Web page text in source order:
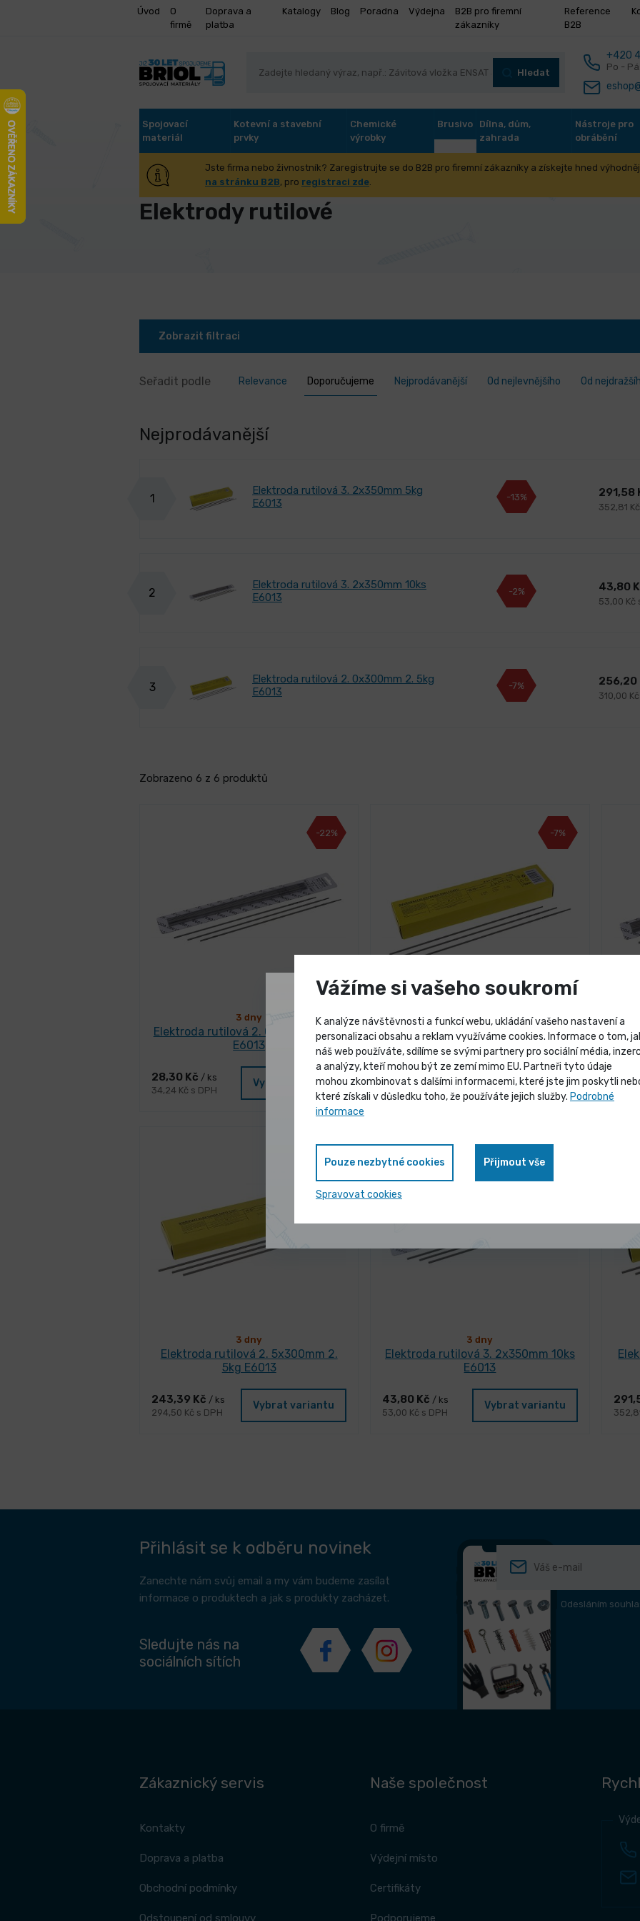
Úvod
O
firmě
Doprava a
platba
Katalogy Blog Poradna Výdejna
B2B pro firemní
zákazníky
Reference
B2B
Hledat
+420
Po -
Spojovací
materiál
Kotevní a stavební
prvky
Chemické
výrobky
Brusivo
Dílna, dům,
zahrada
Nástroje pro
obrábění
Jste firma nebo živnostník? Zaregistrujte se do B2B pro firemní zákazníky a získejte hned
na stránku B2B, pro registraci zde.
Úvod Stroje a příslušenství Svařování
Elektrody rutilové
Zobrazit filtraci
Seřadit podle Relevance Doporučujeme Nejprodávanější Od nejlevnějšího Od
Nejprodávanější
1
Elektroda rutilová 3. 2x350mm 5kg
E6013
-13% 291,58
352,81
2
Elektroda rutilová 3. 2x350mm 10ks
E6013
-2% 43,80
53,00 Kč
3
Elektroda rutilová 2. 0x300mm 2. 5kg
E6013
-7% 256,20
310,00
Zobrazeno 6 z 6 produktů
-22%
3 dny
Elektroda rutilová 2. 0x300mm 10ks
E6013
28,30 Kč / ks
34,24 Kč s DPH
Vybrat variantu
-7%
3 dny
Elektroda rutilová 2. 0x300mm 2.
5kg E6013
256,20 Kč/ ks
310,00 Kč s DPH
Vybrat variantu
3 dny
Elektroda rutilová 2. 5x300mm 2.
5kg E6013
243,39 Kč / ks
294,50 Kč s DPH
Vybrat variantu
3 dny
Elektroda rutilová 3. 2x350mm 10ks
E6013
43,80 Kč / ks
53,00 Kč s DPH
Vybrat variantu
Přihlásit se k odběru novinek
Zanechte nám svůj email a my vám budeme zasílat
informace o produktech a jak s produkty zacházet.
Odesláním
Sledujte nás na
sociálních sítích
Zákaznický servis
Kontakty
Doprava a platba
Obchodní podmínky
Odstoupení od smlouvy
Naše společnost
O firmě
Výdejní místo
Certifikáty
Podporujeme
Vážíme si vašeho soukromí
K analýze návštěvnosti a funkcí webu, ukládání vašeho nastavení a
personalizaci obsahu a reklam využíváme cookies. Informace o tom,
náš web používáte, sdílíme se svými partnery pro sociální média,
a analýzy, kteří mohou být ze zemí mimo EU. Partneři tyto údaje
mohou zkombinovat s dalšími informacemi, které jste jim poskytli
které získali v důsledku toho, že používáte jejich služby. Podrobné
informace
Pouze nezbytné cookies Přijmout vše
Spravovat cookies
Výprodej skladových